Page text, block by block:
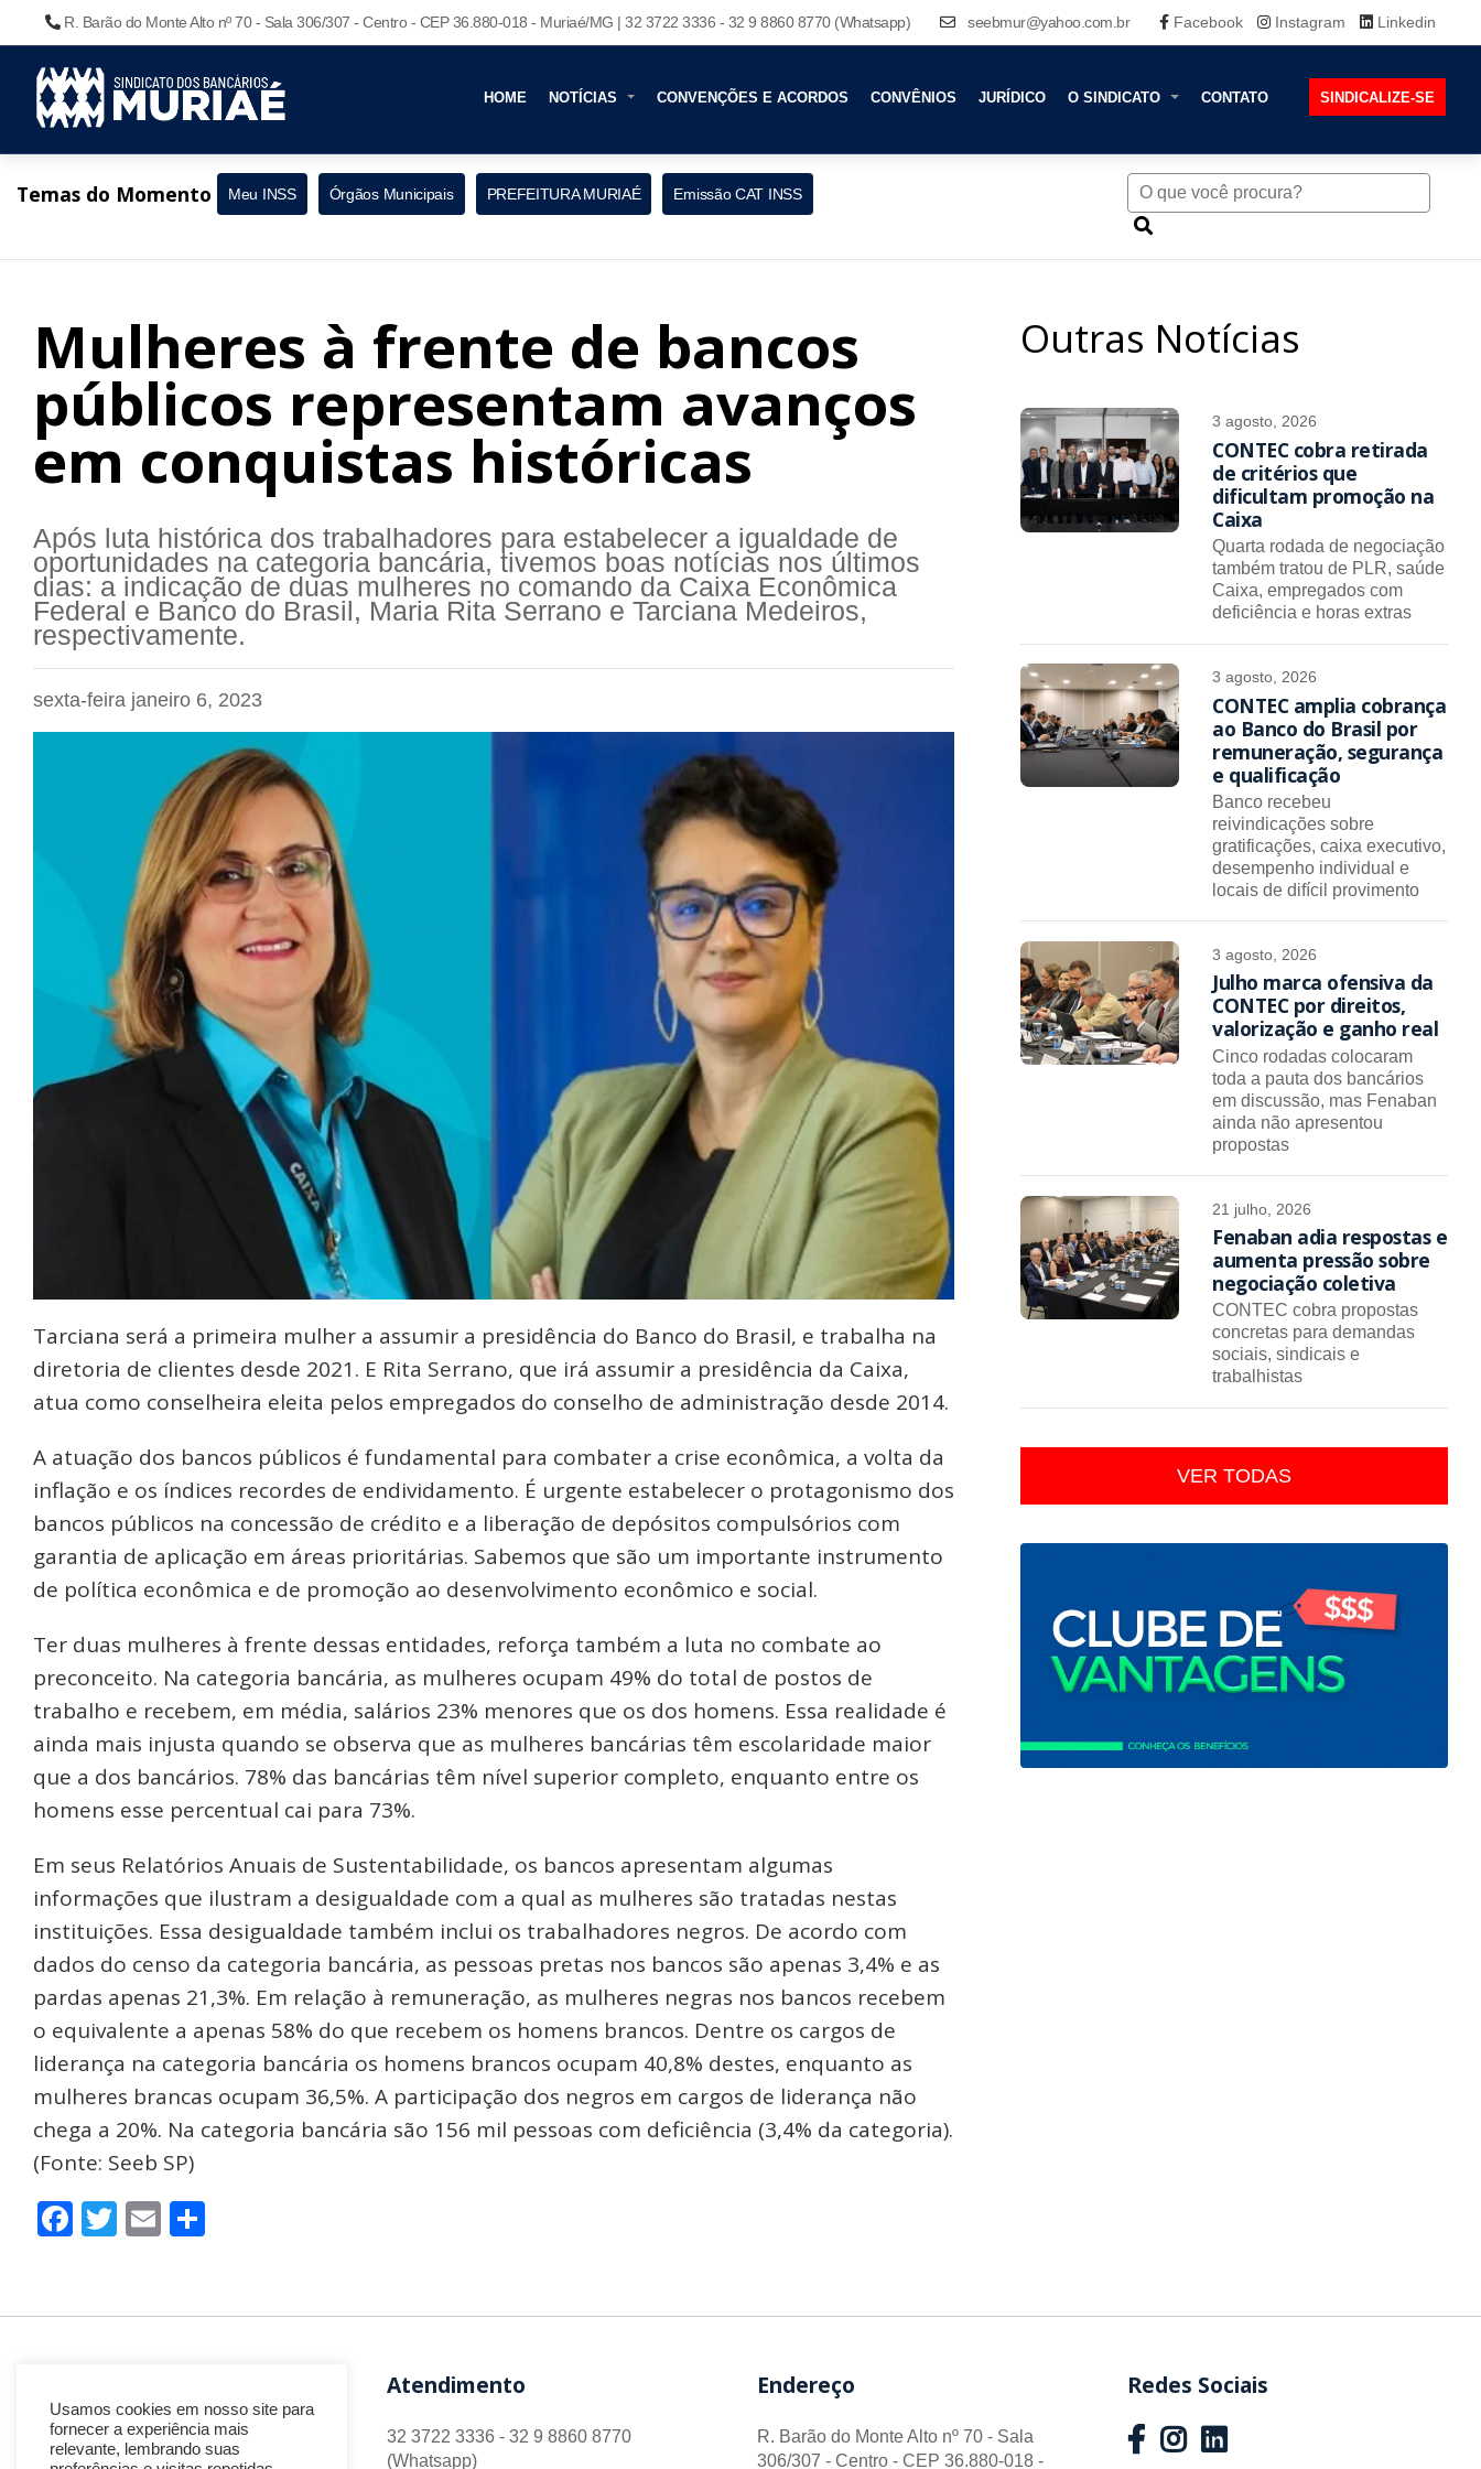
R. Barão do Monte Alto nº 70 - Sala 306/307 - Centro - CEP 36.880-018 - Muriaé/MG | 32 3722 3336 - 32 9 8860 8770 (Whatsapp) seebmur@yahoo.com.br Facebook Instagram Linkedin
HOME NOTÍCIAS CONVENÇÕES E ACORDOS CONVÊNIOS JURÍDICO O SINDICATO CONTATO SINDICALIZE-SE
Temas do Momento Meu INSS Órgãos Municipais PREFEITURA MURIAÉ Emissão CAT INSS
Mulheres à frente de bancos
públicos representam avanços
em conquistas históricas
Após luta histórica dos trabalhadores para estabelecer a igualdade de
oportunidades na categoria bancária, tivemos boas notícias nos últimos
dias: a indicação de duas mulheres no comando da Caixa Econômica
Federal e Banco do Brasil, Maria Rita Serrano e Tarciana Medeiros,
respectivamente.
sexta-feira janeiro 6, 2023
Tarciana será a primeira mulher a assumir a presidência do Banco do Brasil, e trabalha na
diretoria de clientes desde 2021. E Rita Serrano, que irá assumir a presidência da Caixa,
atua como conselheira eleita pelos empregados do conselho de administração desde 2014.
A atuação dos bancos públicos é fundamental para combater a crise econômica, a volta da
inflação e os índices recordes de endividamento. É urgente estabelecer o protagonismo dos
bancos públicos na concessão de crédito e a liberação de depósitos compulsórios com
garantia de aplicação em áreas prioritárias. Sabemos que são um importante instrumento
de política econômica e de promoção ao desenvolvimento econômico e social.
Ter duas mulheres à frente dessas entidades, reforça também a luta no combate ao
preconceito. Na categoria bancária, as mulheres ocupam 49% do total de postos de
trabalho e recebem, em média, salários 23% menores que os dos homens. Essa realidade é
ainda mais injusta quando se observa que as mulheres bancárias têm escolaridade maior
que a dos bancários. 78% das bancárias têm nível superior completo, enquanto entre os
homens esse percentual cai para 73%.
Em seus Relatórios Anuais de Sustentabilidade, os bancos apresentam algumas
informações que ilustram a desigualdade com a qual as mulheres são tratadas nestas
instituições. Essa desigualdade também inclui os trabalhadores negros. De acordo com
dados do censo da categoria bancária, as pessoas pretas nos bancos são apenas 3,4% e as
pardas apenas 21,3%. Em relação à remuneração, as mulheres negras nos bancos recebem
o equivalente a apenas 58% do que recebem os homens brancos. Dentre os cargos de
liderança na categoria bancária os homens brancos ocupam 40,8% destes, enquanto as
mulheres brancas ocupam 36,5%. A participação dos negros em cargos de liderança não
chega a 20%. Na categoria bancária são 156 mil pessoas com deficiência (3,4% da categoria).
(Fonte: Seeb SP)
Facebook
Twitter
Email
Outras Notícias
3 agosto, 2026
CONTEC cobra retirada
de critérios que
dificultam promoção na
Caixa
Quarta rodada de negociação
também tratou de PLR, saúde
Caixa, empregados com
deficiência e horas extras
3 agosto, 2026
CONTEC amplia cobrança
ao Banco do Brasil por
remuneração, segurança
e qualificação
Banco recebeu
reivindicações sobre
gratificações, caixa executivo,
desempenho individual e
locais de difícil provimento
3 agosto, 2026
Julho marca ofensiva da
CONTEC por direitos,
valorização e ganho real
Cinco rodadas colocaram
toda a pauta dos bancários
em discussão, mas Fenaban
ainda não apresentou
propostas
21 julho, 2026
Fenaban adia respostas e
aumenta pressão sobre
negociação coletiva
CONTEC cobra propostas
concretas para demandas
sociais, sindicais e
trabalhistas
VER TODAS
Atendimento
32 3722 3336 - 32 9 8860 8770
(Whatsapp)
Endereço
R. Barão do Monte Alto nº 70 - Sala
306/307 - Centro - CEP 36.880-018 -
Redes Sociais
Usamos cookies em nosso site para
fornecer a experiência mais
relevante, lembrando suas